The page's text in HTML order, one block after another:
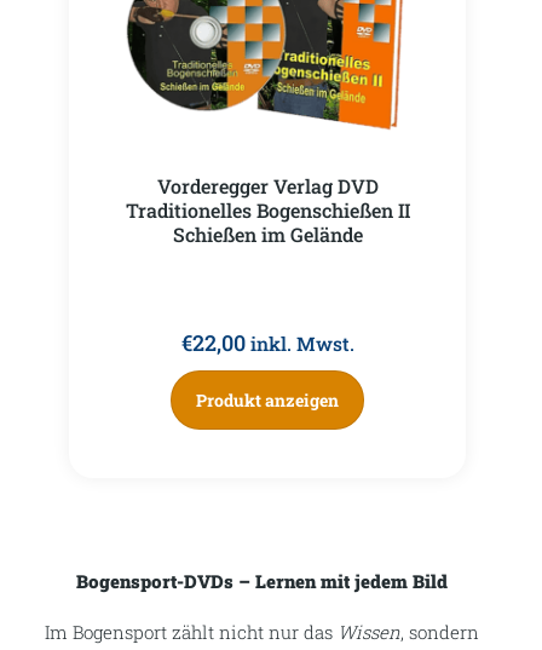
Vorderegger Verlag DVD
Traditionelles Bogenschießen II
Schießen im Gelände
€22,00 inkl. Mwst.
Produkt anzeigen
Bogensport-DVDs – Lernen mit jedem Bild
Im Bogensport zählt nicht nur das Wissen, sondern